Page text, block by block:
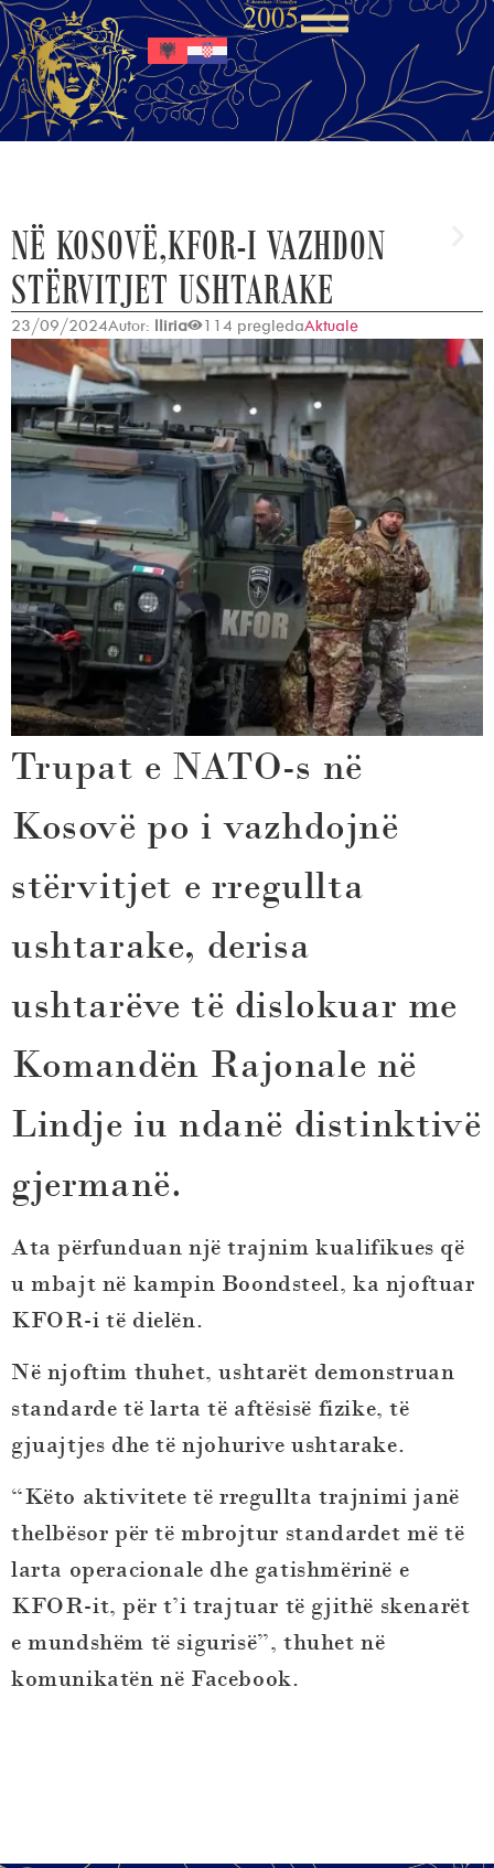
NË KOSOVË,KFOR-I VAZHDON
STËRVITJET USHTARAKE
23/09/2024Autor: Iliria 114 pregledaAktuale
Trupat e NATO-s në
Kosovë po i vazhdojnë
stërvitjet e rregullta
ushtarake, derisa
ushtarëve të dislokuar me
Komandën Rajonale në
Lindje iu ndanë distinktivë
gjermanë.
Ata përfunduan një trajnim kualifikues që
u mbajt në kampin Boondsteel, ka njoftuar
KFOR-i të dielën.
Në njoftim thuhet, ushtarët demonstruan
standarde të larta të aftësisë fizike, të
gjuajtjes dhe të njohurive ushtarake.
“Këto aktivitete të rregullta trajnimi janë
thelbësor për të mbrojtur standardet më të
larta operacionale dhe gatishmërinë e
KFOR-it, për t’i trajtuar të gjithë skenarët
e mundshëm të sigurisë”, thuhet në
komunikatën në Facebook.